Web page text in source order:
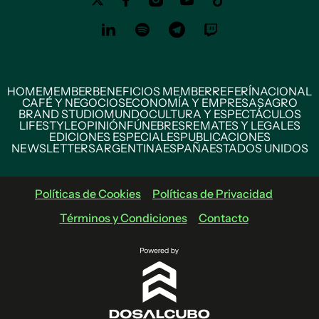
HOMEMEMBERBENEFICIOS MEMBERREFERÍNACIONAL
CAFÉ Y NEGOCIOSECONOMÍA Y EMPRESASAGRO
BRAND STUDIOMUNDOCULTURA Y ESPECTÁCULOS
LIFESTYLEOPINIÓNFÚNEBRESREMATES Y LEGALES
EDICIONES ESPECIALESPUBLICACIONES
NEWSLETTERSARGENTINAESPAÑAESTADOS UNIDOS
Políticas de Cookies
Políticas de Privacidad
Términos y Condiciones
Contacto